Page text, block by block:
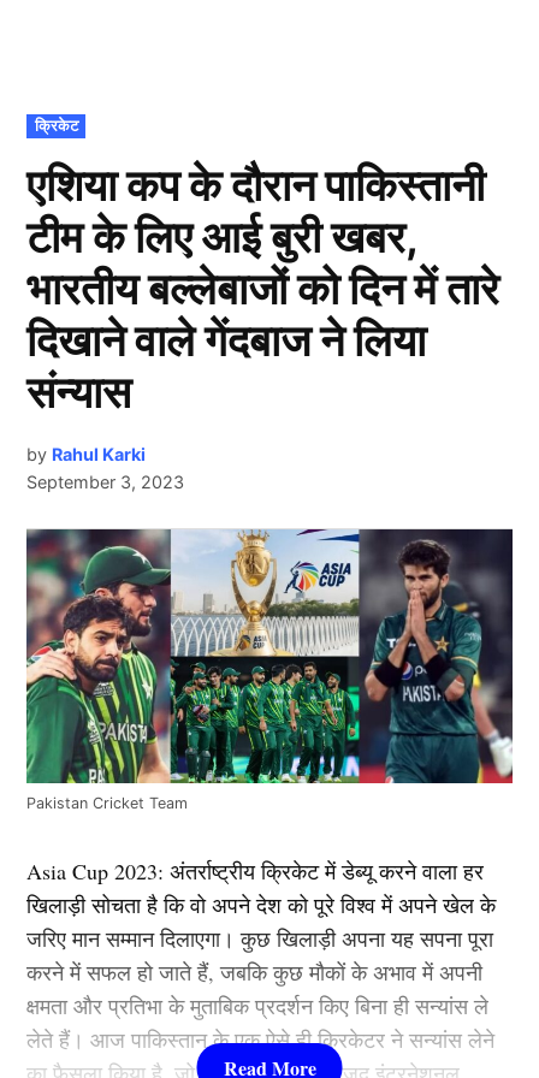
POSTED
IN
क्रिकेट
एशिया कप के दौरान पाकिस्तानी
टीम के लिए आई बुरी खबर,
भारतीय बल्लेबाजों को दिन में तारे
दिखाने वाले गेंदबाज ने लिया
संन्यास
by Rahul Karki
September 3, 2023
Pakistan Cricket Team
Asia Cup 2023: अंतर्राष्ट्रीय क्रिकेट में डेब्यू करने वाला हर
खिलाड़ी सोचता है कि वो अपने देश को पूरे विश्व में अपने खेल के
जरिए मान सम्मान दिलाएगा। कुछ खिलाड़ी अपना यह सपना पूरा
करने में सफल हो जाते हैं, जबकि कुछ मौकों के अभाव में अपनी
क्षमता और प्रतिभा के मुताबिक प्रदर्शन किए बिना ही सन्यांस ले
लेते हैं। आज पाकिस्तान के एक ऐसे ही क्रिकेटर ने सन्यांस लेने